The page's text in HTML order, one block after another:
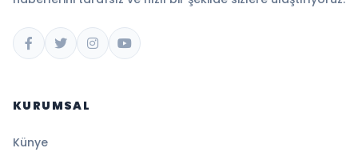
KURUMSAL
Künye